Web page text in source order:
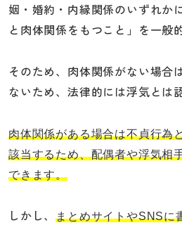
姻・婚約・内縁関係のいずれか
と肉体関係をもつこと」を一般
そのため、肉体関係がない場合
ないため、法律的には浮気とは
肉体関係がある場合は不貞行為
該当するため、配偶者や浮気相
できます。
しかし、まとめサイトやSNSに